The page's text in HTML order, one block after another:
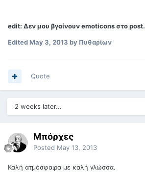
edit: Δεν μου βγαίνουν emoticons στο post.
EditedMay 3, 2013 by Πυθαρίων
Quote
2 weeks later...
Μπόρχες
Posted May 13, 2013
Καλή ατμόσφαιρα με καλή γλώσσα.